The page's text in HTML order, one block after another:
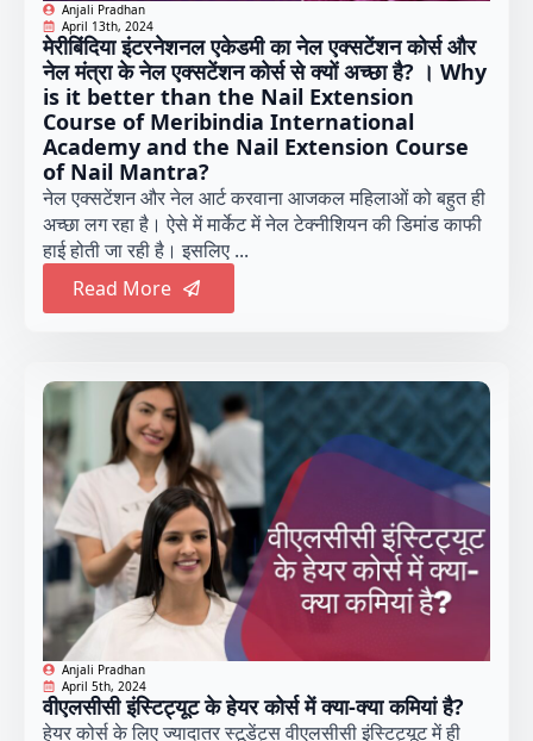
Anjali Pradhan
April 13th, 2024
मेरीबिंदिया इंटरनेशनल एकेडमी का नेल एक्सटेंशन कोर्स और
नेल मंत्रा के नेल एक्सटेंशन कोर्स से क्यों अच्छा है? । Why
is it better than the Nail Extension
Course of Meribindia International
Academy and the Nail Extension Course
of Nail Mantra?
नेल एक्सटेंशन और नेल आर्ट करवाना आजकल महिलाओं को बहुत ही
अच्छा लग रहा है। ऐसे में मार्केट में नेल टेक्नीशियन की डिमांड काफी
हाई होती जा रही है। इसलिए ...
Read More
Anjali Pradhan
April 5th, 2024
वीएलसीसी इंस्टिट्यूट के हेयर कोर्स में क्या-क्या कमियां है?
हेयर कोर्स के लिए ज्यादातर स्टूडेंट्स वीएलसीसी इंस्टिट्यूट में ही